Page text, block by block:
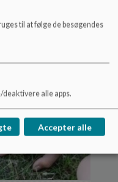
til at følge de besøgendes
alle apps.
Accepter alle